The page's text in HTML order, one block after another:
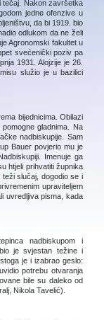
tečaj. Nakon završetka
jedne ofenzive u
da bi 1919. bio
odlukom da ne želi
Agronomski fakultet u
svećenički poziv pa
1931. Alojzije je 26.
služio je u bazilici
bijednicima. Obilazi
gladnima. Na
nadbiskupije. Sam
Bauer povjerio mu je
Imenuje ga
htjeli prihvatiti župnika
slučaj, dogodio se i
upraviteljem
uvredljiva pisma, kada
nadbiskupom i
je svjestan težine i
je i izabrao geslo:
potrebu otvaranja
bile su daleko od
Nikola Tavelić).